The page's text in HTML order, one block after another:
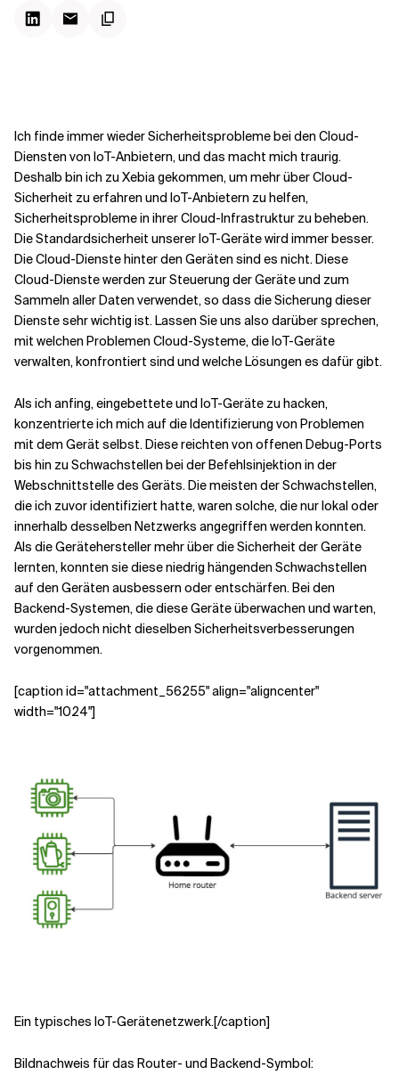
Verwandte Themen
Ich finde immer wieder Sicherheitsprobleme bei den Cloud-
Diensten von IoT-Anbietern, und das macht mich traurig.
Deshalb bin ich zu Xebia gekommen, um mehr über Cloud-
Sicherheit zu erfahren und IoT-Anbietern zu helfen,
Sicherheitsprobleme in ihrer Cloud-Infrastruktur zu beheben.
Die Standardsicherheit unserer IoT-Geräte wird immer besser.
Die Cloud-Dienste hinter den Geräten sind es nicht. Diese
Cloud-Dienste werden zur Steuerung der Geräte und zum
Sammeln aller Daten verwendet, so dass die Sicherung dieser
Dienste sehr wichtig ist. Lassen Sie uns also darüber sprechen,
mit welchen Problemen Cloud-Systeme, die IoT-Geräte
verwalten, konfrontiert sind und welche Lösungen es dafür gibt.
Als ich anfing, eingebettete und IoT-Geräte zu hacken,
konzentrierte ich mich auf die Identifizierung von Problemen
mit dem Gerät selbst. Diese reichten von offenen Debug-Ports
bis hin zu Schwachstellen bei der Befehlsinjektion in der
Webschnittstelle des Geräts. Die meisten der Schwachstellen,
die ich zuvor identifiziert hatte, waren solche, die nur lokal oder
innerhalb desselben Netzwerks angegriffen werden konnten.
Als die Gerätehersteller mehr über die Sicherheit der Geräte
lernten, konnten sie diese niedrig hängenden Schwachstellen
auf den Geräten ausbessern oder entschärfen. Bei den
Backend-Systemen, die diese Geräte überwachen und warten,
wurden jedoch nicht dieselben Sicherheitsverbesserungen
vorgenommen.
[caption id="attachment_56255" align="aligncenter"
width="1024"]
Ein typisches IoT-Gerätenetzwerk.[/caption]
Bildnachweis für das Router- und Backend-Symbol: